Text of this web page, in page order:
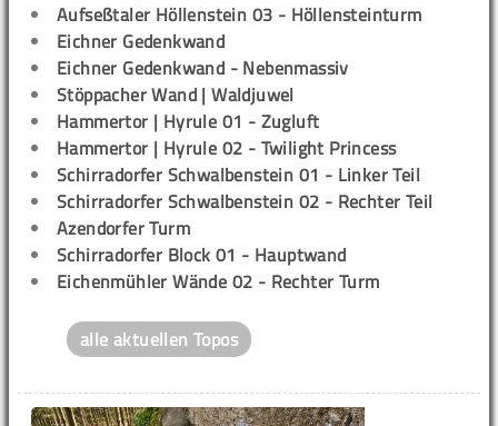
Aufseßtaler Höllenstein 03 - Höllensteinturm
Eichner Gedenkwand
Eichner Gedenkwand - Nebenmassiv
Stöppacher Wand | Waldjuwel
Hammertor | Hyrule 01 - Zugluft
Hammertor | Hyrule 02 - Twilight Princess
Schirradorfer Schwalbenstein 01 - Linker Teil
Schirradorfer Schwalbenstein 02 - Rechter Teil
Azendorfer Turm
Schirradorfer Block 01 - Hauptwand
Eichenmühler Wände 02 - Rechter Turm
alle aktuellen Topos